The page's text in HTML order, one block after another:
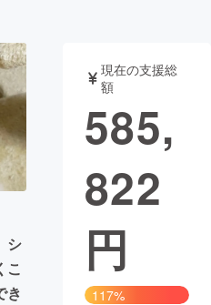
ット
書籍・雑誌
チャレンジ
化
CAMPFIRE Creation
シ
こ
き
現在の支援総
額
585,
822
円
117%